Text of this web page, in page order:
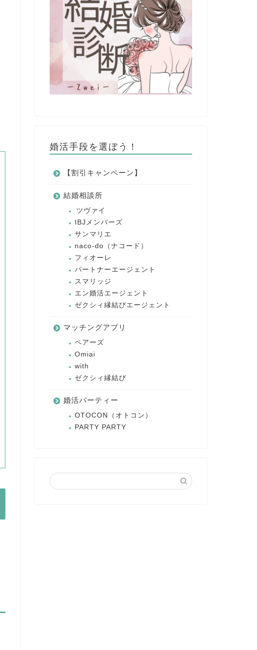
婚活手段を選ぼう！
【割引キャンペーン】
結婚相談所
ツヴァイ
IBJメンバーズ
サンマリエ
naco-do（ナコード）
フィオーレ
パートナーエージェント
スマリッジ
エン婚活エージェント
ゼクシィ縁結びエージェント
マッチングアプリ
ペアーズ
Omiai
with
ゼクシィ縁結び
婚活パーティー
OTOCON（オトコン）
PARTY PARTY